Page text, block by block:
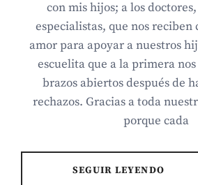
con mis hijos; a los
especialistas, que nos reciben
amor para apoyar a nuestros
escuelita que a la primera
brazos abiertos después de
rechazos. Gracias a toda
porque cada
SEGUIR LEYENDO